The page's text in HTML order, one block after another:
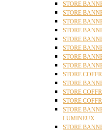
STORE
STORE
STORE
STORE
STORE
STORE
STORE
STORE
STORE
STORE
STORE
STORE
STORE
LUMINEUX
STORE